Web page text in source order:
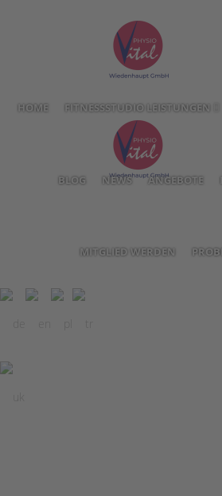
HOME FITNESSSTUDIO LEISTUNGEN
BLOG NEWS ANGEBOTE
MITGLIED WERDEN